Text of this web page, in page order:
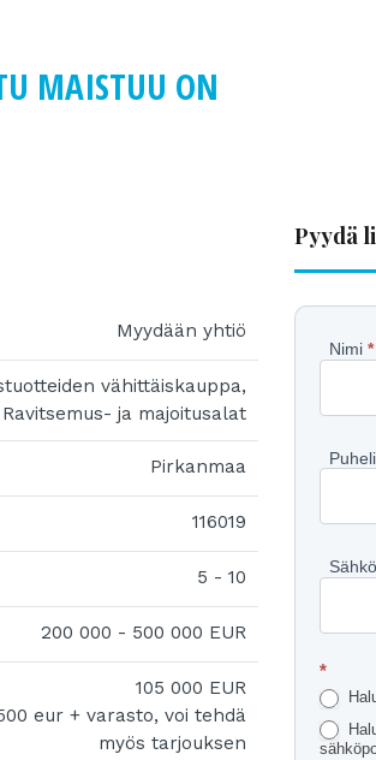
MAISTUU ON
Myydään yhtiö
vähittäiskauppa,
Ravitsemus- ja majoitusalat
Pirkanmaa
116019
5 - 10
200 000 - 500 000 EUR
105 000 EUR
eur + varasto, voi tehdä
myös tarjouksen
Pyydä
Nimi *
*